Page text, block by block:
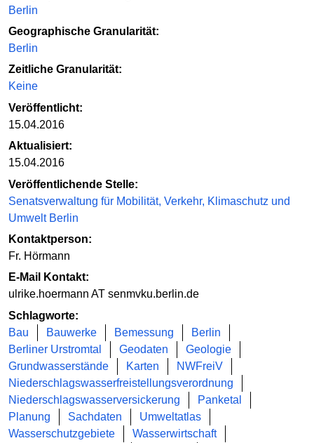
Berlin
Geographische Granularität:
Berlin
Zeitliche Granularität:
Keine
Veröffentlicht:
15.04.2016
Aktualisiert:
15.04.2016
Veröffentlichende Stelle:
Senatsverwaltung für Mobilität, Verkehr, Klimaschutz und
Umwelt Berlin
Kontaktperson:
Fr. Hörmann
E-Mail Kontakt:
ulrike.hoermann AT senmvku.berlin.de
Schlagworte:
Bau
Bauwerke Bemessung
Berlin
Berliner Urstromtal
Geodaten
Geologie
Grundwasserstände
Karten
NWFreiV
Niederschlagswasserfreistellungsverordnung
Niederschlagswasserversickerung
Panketal
Planung
Sachdaten
Umweltatlas
Wasserschutzgebiete
Wasserwirtschaft